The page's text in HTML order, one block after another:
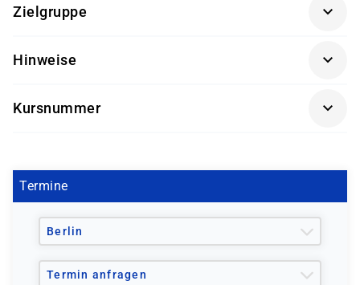
Infrastrukturen sowie sichere Kenntnisse von
Ein Grundkurs einer Vorgängerversion von vSphere
sollte absolviert sein.
Zielgruppe
Systembetreuer, Support-Mitarbeitende in Umgebungen
Hinweise
mit einem unserer Partner statt.
genutzt werden kann. Hierzu bieten wir alternative
Sollten Sie Fragen hierzu haben, stehen wir Ihnen gerne
telefonisch zur Verfügung.
Kursnummer
Termine
Berlin
Termin anfragen